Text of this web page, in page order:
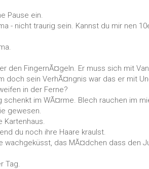
Pause ein.
- nicht traurig sein. Kannst du mir nen
den FingernÃ¤geln. Er muss sich mit
doch sein VerhÃ¤ngnis war das er mit
in der Ferne?
im WÃ¤rme. Blech rauchen im
gewesen.
du noch ihre Haare kraulst.
wachgeküsst, das MÃ¤dchen dass den
Tag.